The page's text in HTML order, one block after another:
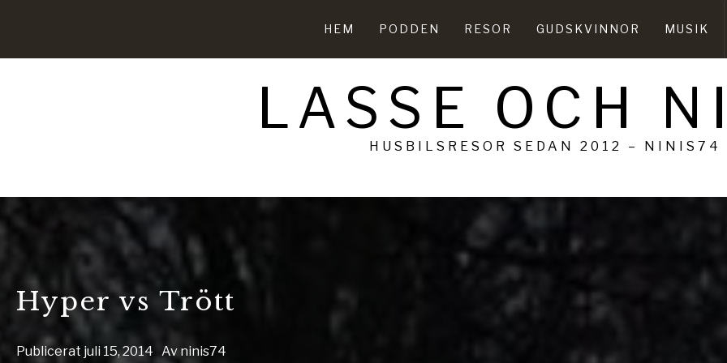
HEM PODDEN RESOR GUDSKVINNOR MUSIK
LASSE OCH
HUSBILSRESOR SEDAN 2012 – NINIS74
Hyper vs Trött
Publicerat juli 15, 2014 Av ninis74